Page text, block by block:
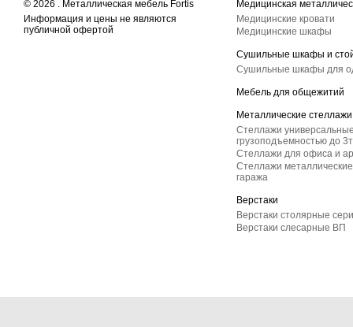
© 2026 . Металлическая мебель Fortis
Информация и цены не являются
публичной офертой
Медицинская
Медицинские кровати
Медицинские шкафы
Сушильные шкафы и
Сушильные шкафы для
Мебель для общежитий
Металлические стеллажи
Стеллажи
грузоподъемностью до
Стеллажи для офиса и
Стеллажи
гаража
Верстаки
Верстаки столярные
Верстаки слесарные ВП